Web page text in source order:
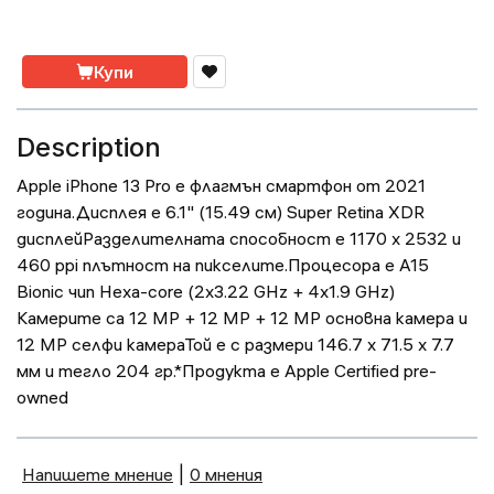
Купи
Description
Apple iPhone 13 Pro е флагмън смартфон от 2021
година.Дисплея е 6.1" (15.49 см) Super Retina XDR
дисплейРазделителната способност е 1170 x 2532 и
460 ppi плътност на пикселите.Процесора е A15
Bionic чип Hexa-core (2x3.22 GHz + 4x1.9 GHz)
Камерите са 12 MP + 12 MP + 12 MP основна камера и
12 MP селфи камераТой е с размери 146.7 x 71.5 x 7.7
мм и тегло 204 гр.*Продукта е Apple Certified pre-
owned
Напишете мнение 0 мнения